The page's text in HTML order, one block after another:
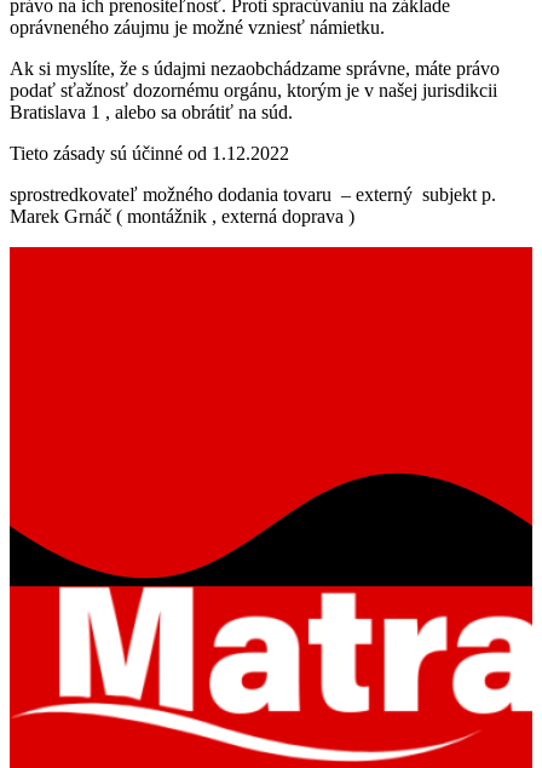
právo na ich prenositeľnosť. Proti spracúvaniu na základe
oprávneného záujmu je možné vzniesť námietku.
Ak si myslíte, že s údajmi nezaobchádzame správne, máte právo
podať sťažnosť dozornému orgánu, ktorým je v našej jurisdikcii
Bratislava 1 , alebo sa obrátiť na súd.
Tieto zásady sú účinné od 1.12.2022
sprostredkovateľ možného dodania tovaru – externý subjekt p.
Marek Grnáč ( montážnik , externá doprava )